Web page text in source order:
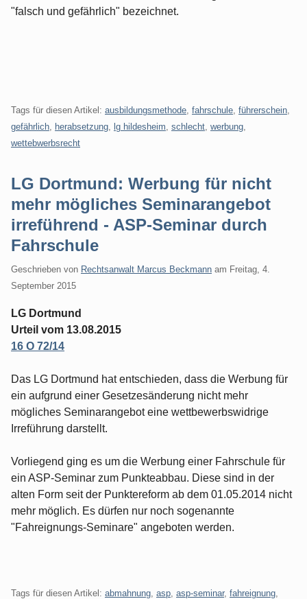
"falsch und gefährlich" bezeichnet.
Tags für diesen Artikel: ausbildungsmethode fahrschule führerschein
gefährlich
herabsetzung lg hildesheim schlecht werbung
wettebwerbsrecht
LG Dortmund: Werbung für nicht
mehr mögliches Seminarangebot
irreführend - ASP-Seminar durch
Fahrschule
Geschrieben von Rechtsanwalt Marcus Beckmann am Freitag, 4.
September 2015
LG Dortmund
Urteil vom 13.08.2015
16 O 72/14
Das LG Dortmund hat entschieden, dass die Werbung für
ein aufgrund einer Gesetzesänderung nicht mehr
mögliches Seminarangebot eine wettbewerbswidrige
Irreführung darstellt.
Vorliegend ging es um die Werbung einer Fahrschule für
ein ASP-Seminar zum Punkteabbau. Diese sind in der
alten Form seit der Punktereform ab dem 01.05.2014 nicht
mehr möglich. Es dürfen nur noch sogenannte
"Fahreignungs-Seminare" angeboten werden.
Tags für diesen Artikel: abmahnung asp asp-seminar, fahreignung